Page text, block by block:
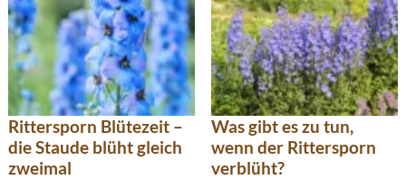
Rittersporn Blütezeit –
die Staude blüht gleich
zweimal
Was gibt es zu tun,
wenn der Rittersporn
verblüht?